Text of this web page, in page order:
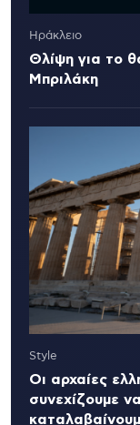
Ηράκλειο
Θλίψη για το
Μπριλάκη
Style
Οι αρχαίες
συνεχίζουμε